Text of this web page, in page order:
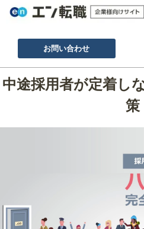
お問い合わせ
サービス
採用ノウ
お役立
中途採用者が定着し
策